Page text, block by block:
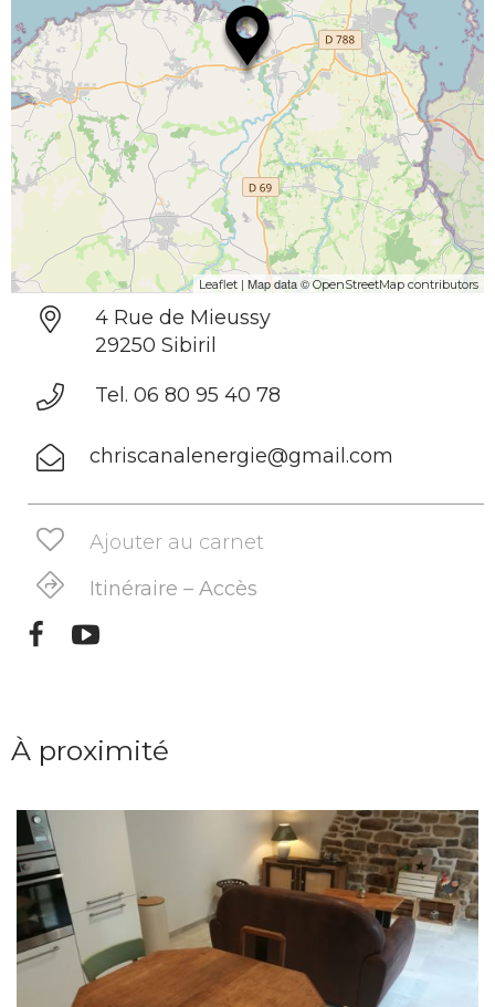
Leaflet | Map data © OpenStreetMap contributors
4 Rue de Mieussy
29250 Sibiril
Tel. 06 80 95 40 78
chriscanalenergie@gmail.com
Ajouter au carnet
Itinéraire – Accès
À proximité